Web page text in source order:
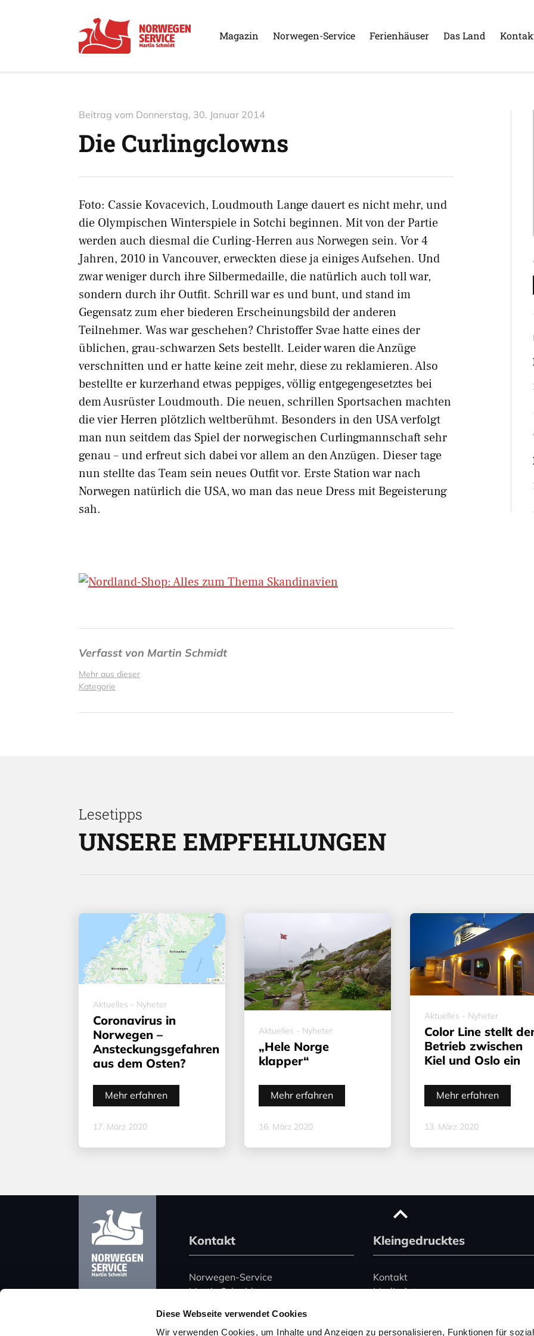
Diese Webseite verwendet Cookies
Wir verwenden Cookies, um Inhalte und Anzeigen zu personalisieren, Funktionen für
Magazin Norwegen-Service Ferienhäuser Das Land
Beitrag vom Donnerstag, 30. Januar 2014
Die Curlingclowns
Foto: Cassie Kovacevich, Loudmouth Lange dauert es nicht mehr, und
die Olympischen Winterspiele in Sotchi beginnen. Mit von der Partie
werden auch diesmal die Curling-Herren aus Norwegen sein. Vor 4
Jahren, 2010 in Vancouver, erweckten diese ja einiges Aufsehen. Und
zwar weniger durch ihre Silbermedaille, die natürlich auch toll war,
sondern durch ihr Outfit. Schrill war es und bunt, und stand im
Gegensatz zum eher biederen Erscheinungsbild der anderen
Teilnehmer. Was war geschehen? Christoffer Svae hatte eines der
üblichen, grau-schwarzen Sets bestellt. Leider waren die Anzüge
verschnitten und er hatte keine zeit mehr, diese zu reklamieren. Also
bestellte er kurzerhand etwas peppiges, völlig entgegengesetztes bei
dem Ausrüster Loudmouth. Die neuen, schrillen Sportsachen machten
die vier Herren plötzlich weltberühmt. Besonders in den USA verfolgt
man nun seitdem das Spiel der norwegischen Curlingmannschaft sehr
genau – und erfreut sich dabei vor allem an den Anzügen. Dieser tage
nun stellte das Team sein neues Outfit vor. Erste Station war nach
Norwegen natürlich die USA, wo man das neue Dress mit Begeisterung
sah.
Verfasst von Martin Schmidt
Mehr aus dieser
Kategorie
Lesetipps
UNSERE EMPFEHLUNGEN
Aktuelles - Nyheter
Coronavirus in
Norwegen –
Ansteckungsgefahren
aus dem Osten?
Mehr erfahren
17. März 2020
Aktuelles - Nyheter
„Hele Norge
klapper“
Mehr erfahren
16. März 2020
Aktuelles - Nyheter
Color Line stellt
Betrieb zwischen
Kiel und Oslo ein
Mehr erfahren
13. März 2020
Kontakt
Norwegen-Service
Martin Schmidt
Harz 51
06108 Halle (Saale)
Kleingedrucktes
Kontakt
Mediadaten
Datenschutz